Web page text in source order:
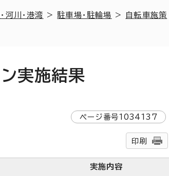
河川・港湾 >駐車場・駐輪場 > 自転車施策
実施結果
ページ番号1034137
印刷
実施内容